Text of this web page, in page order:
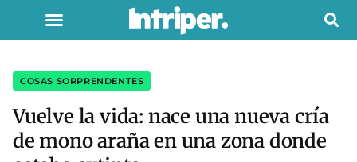
COSAS SORPRENDENTES
Vuelve la vida: nace una nueva cría
de mono araña en una zona donde